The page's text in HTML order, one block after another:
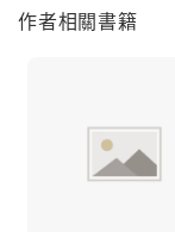
于佳
輕鬆愉快的筆
作品總忍不住
搞笑小天后之
作者相關書籍